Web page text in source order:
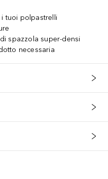
i tuoi polpastrelli
spazzola super-densi
necessaria